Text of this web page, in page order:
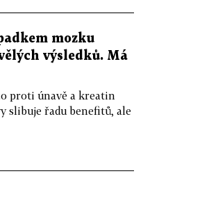
mozku
výsledků. Má
proti únavě a kreatin
slibuje řadu benefitů, ale